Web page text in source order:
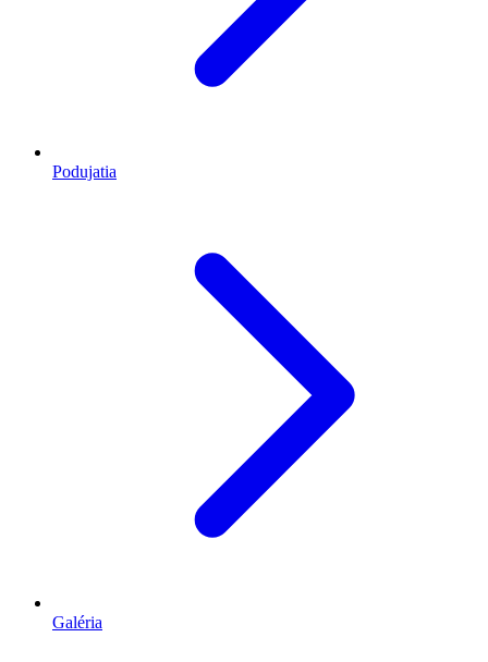
Podujatia
Galéria